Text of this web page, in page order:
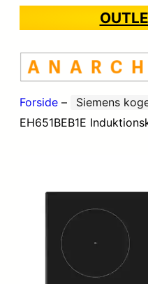
Forside – Siemens
EH651BEB1E